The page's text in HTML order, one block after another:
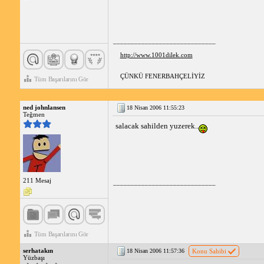
Tüm Başarılarını Gör
http://www.1001dilek.com
ÇÜNKÜ FENERBAHÇELİYİZ
ned johnlansen
Teğmen
211 Mesaj
Tüm Başarılarını Gör
18 Nisan 2006 11:55:23
salacak sahilden yuzerek..
serhatakın
Yüzbaşı
18 Nisan 2006 11:57:36 Konu Sahibi